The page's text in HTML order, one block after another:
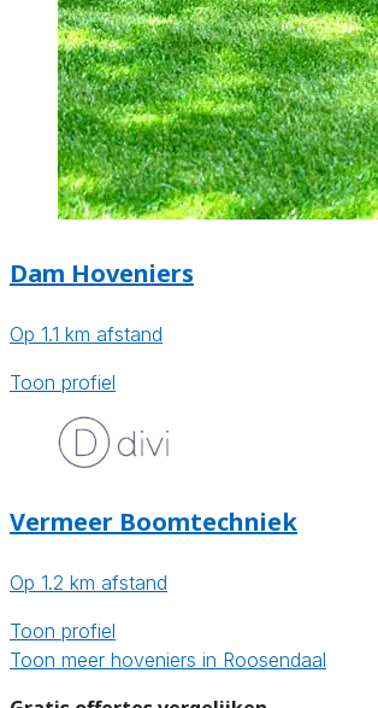
Dam Hoveniers
Op 1.1 km afstand
Toon profiel
Vermeer Boomtechniek
Op 1.2 km afstand
Toon profiel
Toon meer hoveniers in Roosendaal